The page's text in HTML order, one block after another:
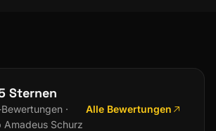
Sternen
·
Amadeus Schurz
Alle Bewertungen